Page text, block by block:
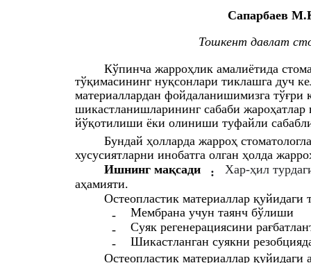
Сапарбаев
Тошкент давлат
Кўпинча жарроҳлик амалиётида
тўқимасининг нуқсонлари тиклашга дуч
материаллардан фойдаланишимизга тўғри
шикастланишларининг сабаби
йўқотилиши ёки олиниши туфайли
Бундай ҳолларда жарроҳ
хусусиятларни инобатга олган ҳолда
Ишнинг мақсади
:
Хар-ҳил
аҳамияти.
Остеопластик материаллар қуйидаги
-
Мембрана учун таянч бўлиши
-
Суяк регенерациясини
-
Шикастланган суякни
Остеопластик материаллар